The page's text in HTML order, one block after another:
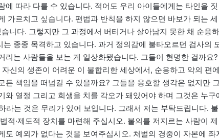
따라 다를 수 있습니다. 적어도 우리 아이들에게는 타인을 짓
가르치고 싶습니다. 편법과 반칙을 하지 않으면 바보가 되는 세
니다. 그렇지만 그 과정에서 버티거나 살아남지 못한 채 순응하
종종 목격하고 있습니다. 과거 정의감에 불타오르던 검사의
는 사람들을 보는 게 일상화됐습니다. 그들이 현명한 걸까요?
신의 생존이 어려운 이 불합리한 세상에서, 순응하고 악의 편에
책임을 떠넘길 수 있을까요? 그들을 옹호할 생각은 없지만 그
열정 그리고 희생을 치를 각오가 돼있어야 하며 그것은 누구
라는 것은 무리가 있어 보입니다. 그래서 저는 부탁드립니다. 불
적·제도적 장치를 마련해 주십시오. 불의를 저지르는 사람이 제
예외가 없다는 것을 보여주십시오. 처벌의 경중이 자본에 좌